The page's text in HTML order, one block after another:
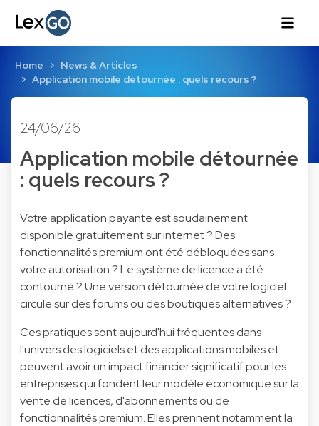
Home
News & Articles
Application mobile détournée : quels recours ?
24/06/26
Application mobile détournée
: quels recours ?
Votre application payante est soudainement
disponible gratuitement sur internet ? Des
fonctionnalités premium ont été débloquées sans
votre autorisation ? Le système de licence a été
contourné ? Une version détournée de votre logiciel
circule sur des forums ou des boutiques alternatives ?
Ces pratiques sont aujourd'hui fréquentes dans
l'univers des logiciels et des applications mobiles et
peuvent avoir un impact financier significatif pour les
entreprises qui fondent leur modèle économique sur la
vente de licences, d'abonnements ou de
fonctionnalités premium. Elles prennent notamment la